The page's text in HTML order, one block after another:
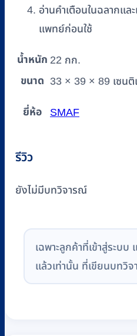
อ่านคำเตือนในฉลากแล
แพทย์ก่อนใช้
น้ำหนัก 22 กก.
ขนาด 33 × 39 × 89 เซนติ
ยี่ห้อ SMAF
รีวิว
ยังไม่มีบทวิจารณ์
เฉพาะลูกค้าที่เข้าสู่ระบบ
แล้วเท่านั้น ที่เขียนบทวิจ